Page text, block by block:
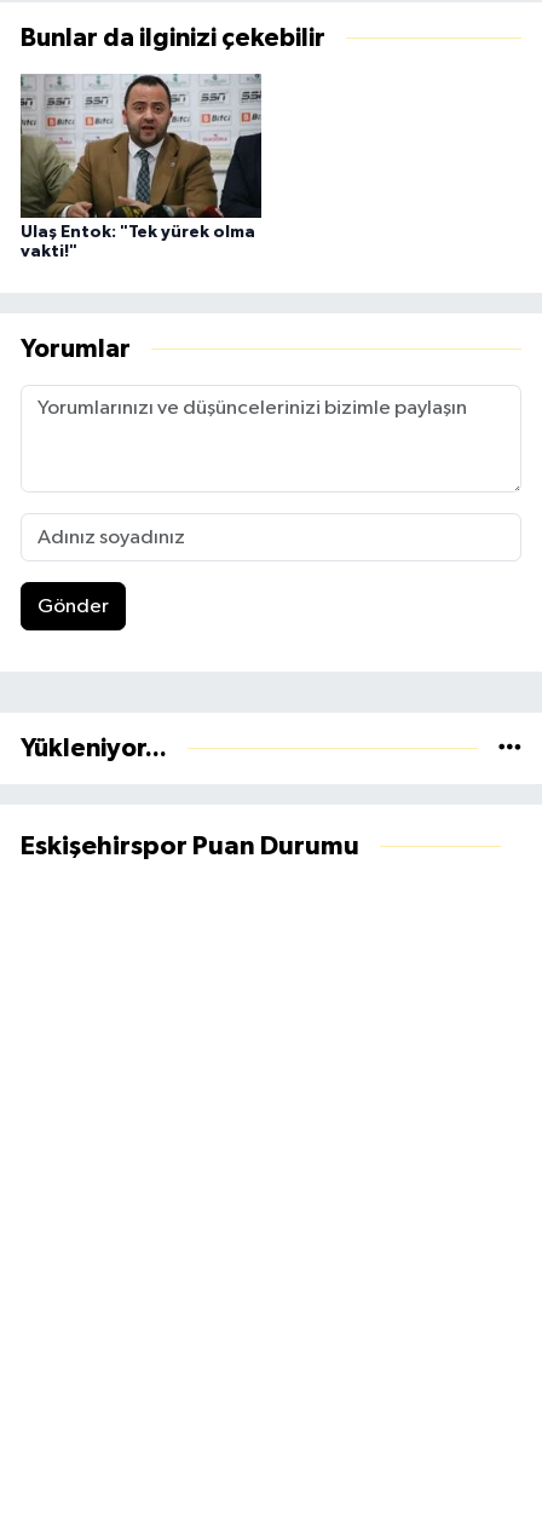
Bunlar da ilginizi çekebilir
Ulaş Entok: "Tek yürek olma
vakti!"
Yorumlar
Gönder
Yükleniyor...
Eskişehirspor Puan Durumu